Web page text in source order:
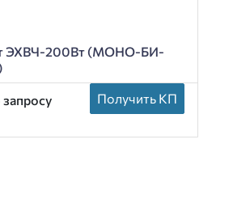
ЭХВЧ-200Вт (МОНО-БИ-
Получить КП